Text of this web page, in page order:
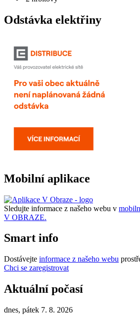
Odstávka elektřiny
Mobilní aplikace
Sledujte informace z našeho webu v
V OBRAZE.
Smart info
Dostávejte informace z našeho webu
Chci se zaregistrovat
Aktuální počasí
dnes, pátek 7. 8. 2026